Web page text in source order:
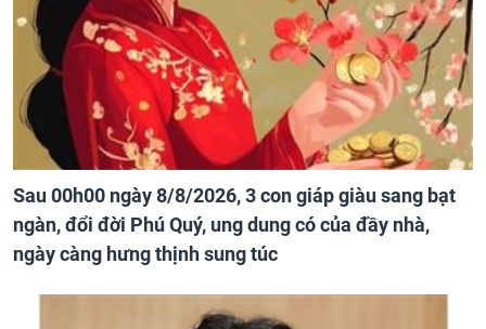
Sau 00h00 ngày 8/8/2026, 3 con giáp giàu sang bạt
ngàn, đổi đời Phú Quý, ung dung có của đầy nhà,
ngày càng hưng thịnh sung túc